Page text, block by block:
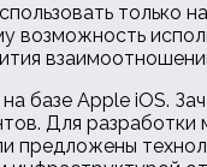
только
базе Apple iOS.
Для разработки